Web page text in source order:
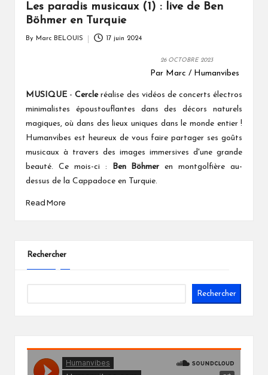
Les paradis musicaux (1) : live de Ben
Böhmer en Turquie
By Marc BELOUIS 17 juin 2024
26 OCTOBRE 2023
Par Marc / Humanvibes
MUSIQUE-Cercleréalise des vidéos de concerts électros
minimalistes époustouflantes dans des décors naturels
magiques, où dans des lieux uniques dans le monde entier !
Humanvibes est heureux de vous faire partager ses goûts
musicaux à travers des images immersives d'une grande
beauté. Ce mois-ci : Ben Böhmer en montgolfière au-
dessus de la Cappadoce en Turquie.
Read More
Rechercher
Rechercher